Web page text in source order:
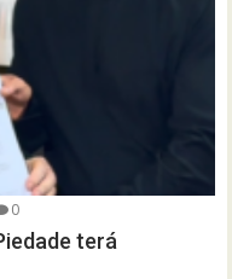
0
terá